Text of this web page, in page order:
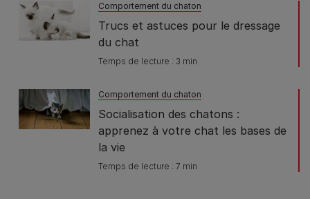
Comportement du chaton
Trucs et astuces pour le dressage
du chat
Temps de lecture : 3 min
Comportement du chaton
Socialisation des chatons :
apprenez à votre chat les bases de
la vie
Temps de lecture : 7 min